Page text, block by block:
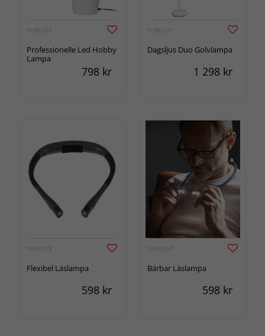
PURELITE
Professionelle Led Hobby
Lampa
798 kr
PURELITE
Dagsljus Duo Golvlampa
1 298 kr
PURELITE
Flexibel Läslampa
598 kr
DAYLIGHT
Bärbar Läslampa
598 kr